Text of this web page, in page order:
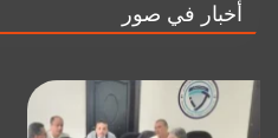
أخبار في صور